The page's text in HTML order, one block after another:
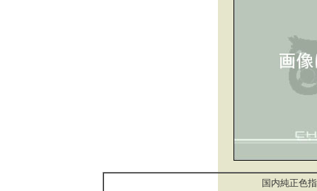
国内純正色